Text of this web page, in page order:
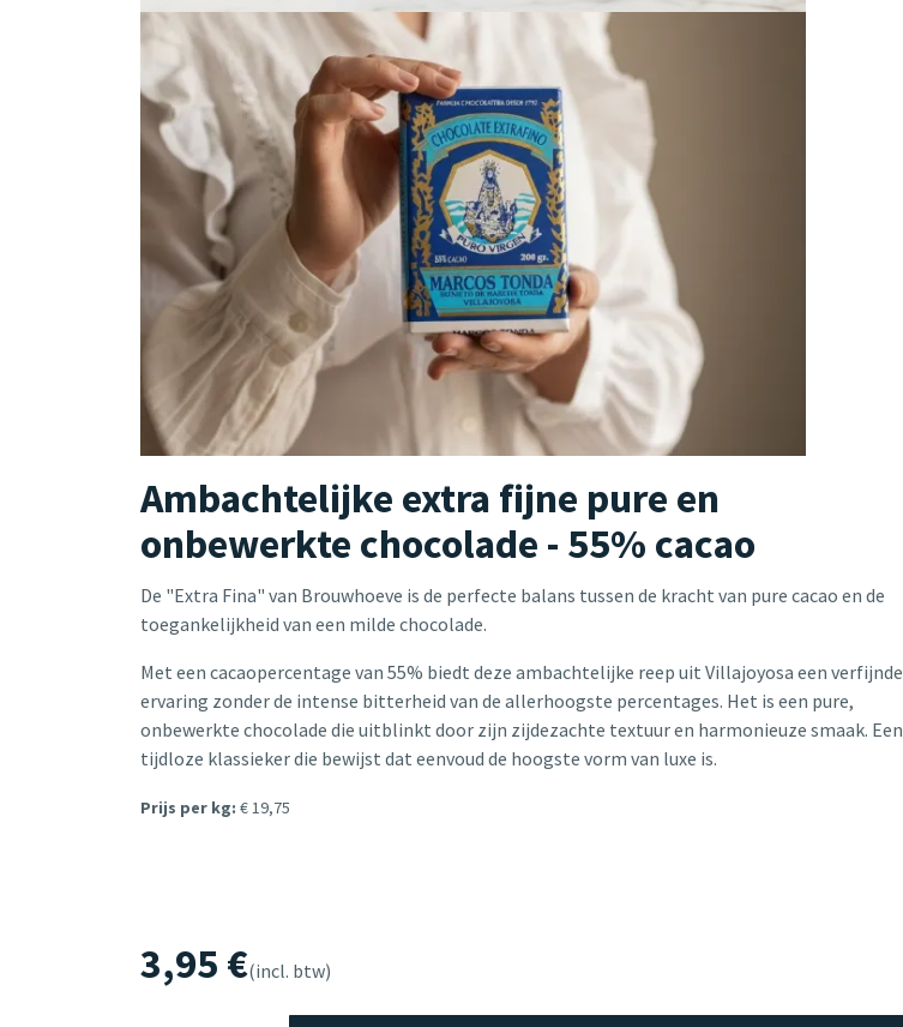
Ambachtelijke extra fijne pure en
onbewerkte chocolade - 55% cacao
De "Extra Fina" van Brouwhoeve is de perfecte balans tussen de kracht van pure cacao en de
toegankelijkheid van een milde chocolade.
Met een cacaopercentage van 55% biedt deze ambachtelijke reep uit Villajoyosa een verfijnde
ervaring zonder de intense bitterheid van de allerhoogste percentages. Het is een pure,
onbewerkte chocolade die uitblinkt door zijn zijdezachte textuur en harmonieuze smaak. Een
tijdloze klassieker die bewijst dat eenvoud de hoogste vorm van luxe is.
Prijs per kg: € 19,75
3,95 €(incl. btw)